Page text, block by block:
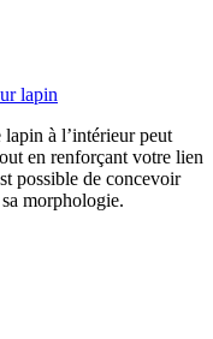
lapin
à l’intérieur peut
en renforçant votre lien
possible de concevoir
morphologie.